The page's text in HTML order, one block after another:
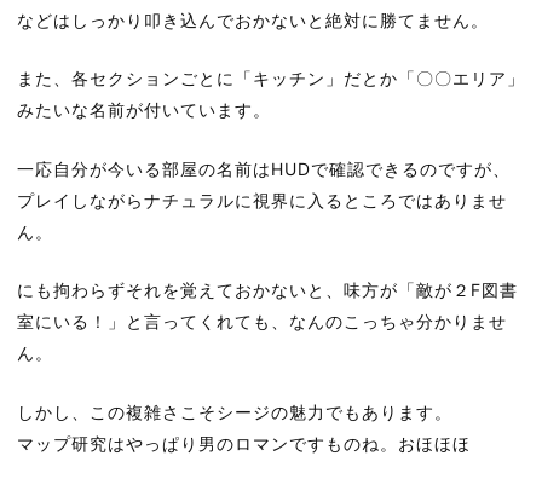
などはしっかり叩き込んでおかないと絶対に勝てません。
また、各セクションごとに「キッチン」だとか「〇〇エリア」
みたいな名前が付いています。
一応自分が今いる部屋の名前はHUDで確認できるのですが、
プレイしながらナチュラルに視界に入るところではありませ
ん。
にも拘わらずそれを覚えておかないと、味方が「敵が２F図書
室にいる！」と言ってくれても、なんのこっちゃ分かりませ
ん。
しかし、この複雑さこそシージの魅力でもあります。
マップ研究はやっぱり男のロマンですものね。おほほほ